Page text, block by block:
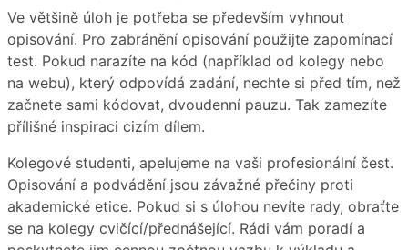
Ve většině úloh je potřeba se především vyhnout
opisování. Pro zabránění opisování použijte zapomínací
test. Pokud narazíte na kód (například od kolegy nebo
na webu), který odpovídá zadání, nechte si před tím, než
začnete sami kódovat, dvoudenní pauzu. Tak zamezíte
přílišné inspiraci cizím dílem.
Kolegové studenti, apelujeme na vaši profesionální čest.
Opisování a podvádění jsou závažné přečiny proti
akademické etice. Pokud si s úlohou nevíte rady, obraťte
se na kolegy cvičící/přednášející. Rádi vám poradí a